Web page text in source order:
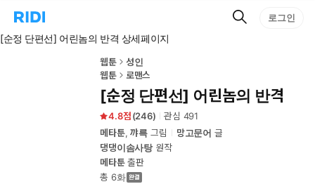
리
홈
검
로그인
[순정 단편선] 어린놈의 반격 상세페이지
웹툰
성인
웹툰
로맨스
[순정 단편선] 어린놈의 반격
4.8 (246) 관심 491
메타툰,꺄륵 그림 망고문어 글
댕댕이솜사탕원작
메타툰출판
총 6화